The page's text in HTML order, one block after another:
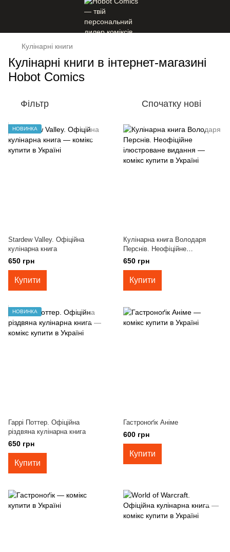
Кулінарні книги
Кулінарні книги в інтернет-магазині
Hobot Comics
Фільтр Спочатку нові
НОВИНКА
Stardew Valley. Офіційна
кулінарна книга
650 грн
Купити
Кулінарна книга Володаря
Перснів. Неофіційне
ілюстроване видання
650 грн
Купити
НОВИНКА
Гаррі Поттер. Офіційна
різдвяна кулінарна книга
650 грн
Купити
Гастроноґік Аніме
600 грн
Купити